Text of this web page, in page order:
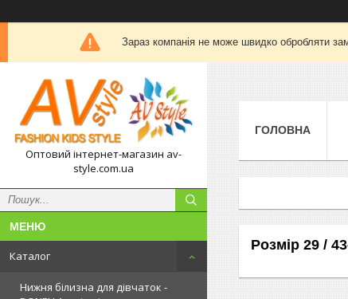
Зараз компанія не може швидко обробляти
Оптовий інтернет-магазин av-
style.com.ua
Каталог
Нижня білизна для дівчаток -
ГОЛОВНА
Розмір 29 /